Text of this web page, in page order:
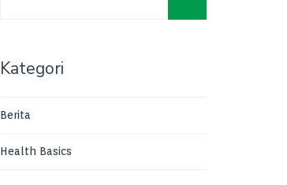
Kategori
Berita
Health Basics